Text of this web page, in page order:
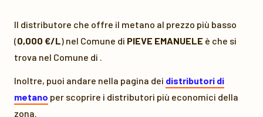
Il distributore che offre il metano al prezzo più basso
(0,000 €/L) nel Comune di PIEVE EMANUELE è che si
trova nel Comune di .
Inoltre, puoi andare nella pagina dei distributori di
metano per scoprire i distributori più economici della
zona.